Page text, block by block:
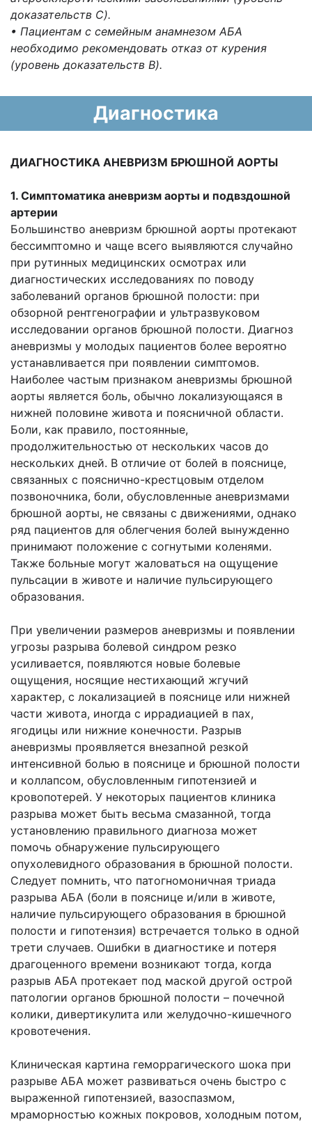
доказательств C).
• Пациентам с семейным анамнезом АБА
необходимо рекомендовать отказ от курения
(уровень доказательств B).
Диагностика
ДИАГНОСТИКА АНЕВРИЗМ БРЮШНОЙ АОРТЫ
1. Симптоматика аневризм аорты и подвздошной
артерии
Большинство аневризм брюшной аорты протекают
бессимптомно и чаще всего выявляются случайно
при рутинных медицинских осмотрах или
диагностических исследованиях по поводу
заболеваний органов брюшной полости: при
обзорной рентгенографии и ультразвуковом
исследовании органов брюшной полости. Диагноз
аневризмы у молодых пациентов более вероятно
устанавливается при появлении симптомов.
Наиболее частым признаком аневризмы брюшной
аорты является боль, обычно локализующаяся в
нижней половине живота и поясничной области.
Боли, как правило, постоянные,
продолжительностью от нескольких часов до
нескольких дней. В отличие от болей в пояснице,
связанных с пояснично-крестцовым отделом
позвоночника, боли, обусловленные аневризмами
брюшной аорты, не связаны с движениями, однако
ряд пациентов для облегчения болей вынужденно
принимают положение с согнутыми коленями.
Также больные могут жаловаться на ощущение
пульсации в животе и наличие пульсирующего
образования.
При увеличении размеров аневризмы и появлении
угрозы разрыва болевой синдром резко
усиливается, появляются новые болевые
ощущения, носящие нестихающий жгучий
характер, с локализацией в пояснице или нижней
части живота, иногда с иррадиацией в пах,
ягодицы или нижние конечности. Разрыв
аневризмы проявляется внезапной резкой
интенсивной болью в пояснице и брюшной полости
и коллапсом, обусловленным гипотензией и
кровопотерей. У некоторых пациентов клиника
разрыва может быть весьма смазанной, тогда
установлению правильного диагноза может
помочь обнаружение пульсирующего
опухолевидного образования в брюшной полости.
Следует помнить, что патогномоничная триада
разрыва АБА (боли в пояснице и/или в животе,
наличие пульсирующего образования в брюшной
полости и гипотензия) встречается только в одной
трети случаев. Ошибки в диагностике и потеря
драгоценного времени возникают тогда, когда
разрыв АБА протекает под маской другой острой
патологии органов брюшной полости – почечной
колики, дивертикулита или желудочно-кишечного
кровотечения.
Клиническая картина геморрагического шока при
разрыве АБА может развиваться очень быстро с
выраженной гипотензией, вазоспазмом,
мраморностью кожных покровов, холодным потом,